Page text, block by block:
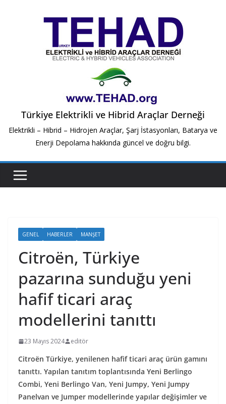
Türkiye Elektrikli ve Hibrid Araçlar Derneği
Elektrikli – Hibrid – Hidrojen Araçlar, Şarj İstasyonları, Batarya ve
Enerji Depolama hakkında güncel ve doğru bilgi.
GENEL HABERLER MANŞET
Citroën, Türkiye
pazarına sunduğu yeni
hafif ticari araç
modellerini tanıttı
23 Mayıs 2024 editör
Citroën Türkiye, yenilenen hafif ticari araç ürün gamını
tanıttı. Yapılan tanıtım toplantısında Yeni Berlingo
Combi, Yeni Berlingo Van, Yeni Jumpy, Yeni Jumpy
Panelvan ve Jumper modellerinde yapılar değişimler ve